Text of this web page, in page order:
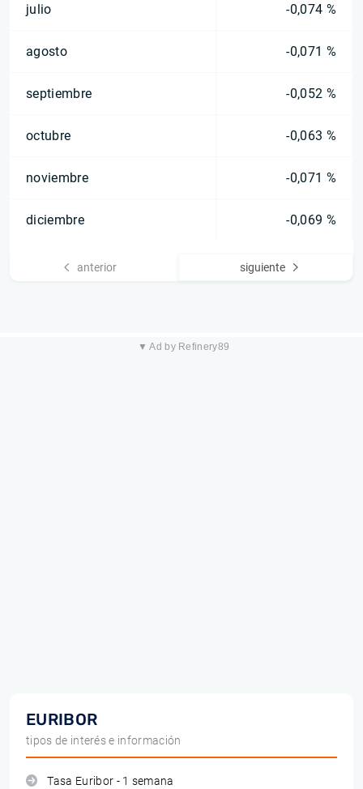
julio -0,074 %
agosto -0,071 %
septiembre -0,052 %
octubre -0,063 %
noviembre -0,071 %
diciembre -0,069 %
anterior siguiente
▼ Ad by Refinery89
EURIBOR
tipos de interés e información
Tasa Euribor - 1 semana